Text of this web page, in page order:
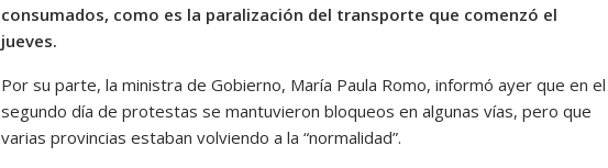
consumados, como es la paralización del transporte que comenzó el
jueves.
Por su parte, la ministra de Gobierno, María Paula Romo, informó ayer que en el
segundo día de protestas se mantuvieron bloqueos en algunas vías, pero que
varias provincias estaban volviendo a la “normalidad”.